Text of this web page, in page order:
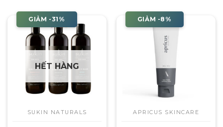
GIẢM -31%
HẾT HÀNG
SUKIN NATURALS
GIẢM -8%
APRICUS SKINCARE